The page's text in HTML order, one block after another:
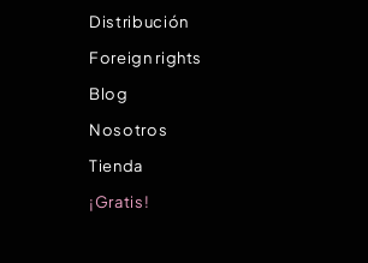
Distribución
Foreign rights
Blog
Nosotros
Tienda
¡Gratis!